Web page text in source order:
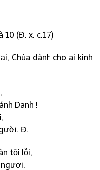
10 (Đ. x. c.17)
Chúa dành cho ai kính
Danh !
Đ.
tội lỗi,